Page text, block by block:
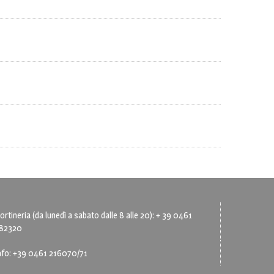
(da lunedì a sabato dalle 8 alle 20): + 39 0461
+39 0461 216070/71